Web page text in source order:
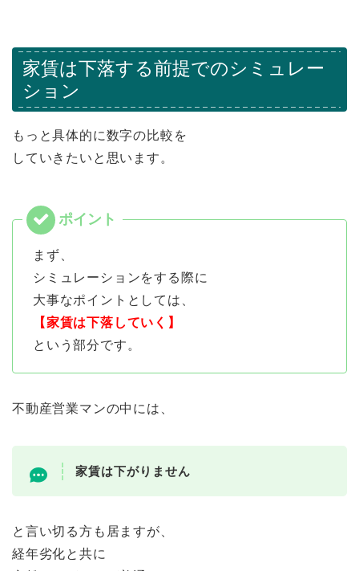
家賃は下落する前提でのシミュレー
ション
もっと具体的に数字の比較を
していきたいと思います。
まず、
シミュレーションをする際に
大事なポイントとしては、
【家賃は下落していく】
という部分です。
不動産営業マンの中には、
家賃は下がりません
と言い切る方も居ますが、
経年劣化と共に